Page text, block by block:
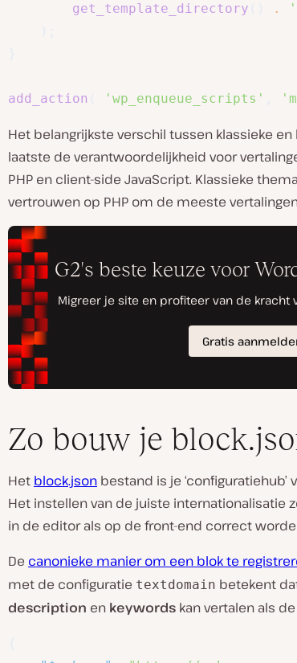
get_template_directory
.
add_action 'wp_enqueue_scripts'
Het belangrijkste verschil tussen klassieke en
laatste de verantwoordelijkheid voor
PHP en client-side JavaScript. Klassieke
vertrouwen op PHP om de meeste
Zo bouw je
Het block.json bestand is je
Het instellen van de juiste internationalisatie
in de editor als op de front-end correct
De canonieke manier om een blok te
met de configuratie textdomain betekent
description en keywords kan vertalen als de